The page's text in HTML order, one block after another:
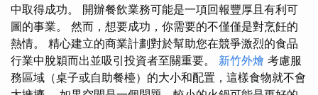
中取得成功。 開辦餐飲業務可能是一項回報豐厚且有利可
圖的事業。 然而，想要成功，你需要的不僅僅是對烹飪的
熱情。 精心建立的商業計劃對於幫助您在競爭激烈的食品
行業中脫穎而出並吸引投資者至關重要。 新竹外燴 考慮服
務區域（桌子或自助餐檯）的大小和配置，這樣食物就不會